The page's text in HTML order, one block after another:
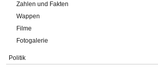
Zahlen und Fakten
Wappen
Filme
Fotogalerie
Politik